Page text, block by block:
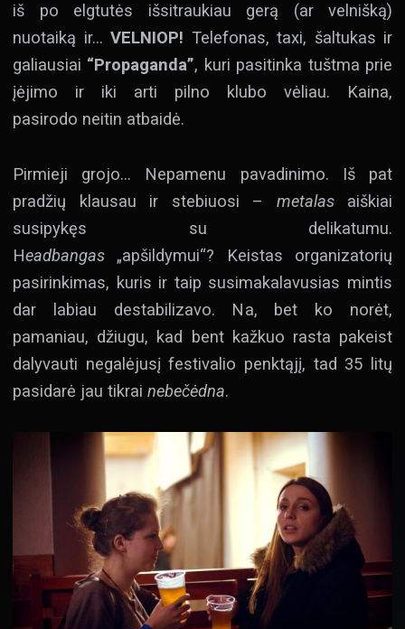
iš po elgtutės išsitraukiau gerą (ar velnišką)
nuotaiką ir… VELNIOP! Telefonas, taxi, šaltukas ir
galiausiai “Propaganda”, kuri pasitinka tuštma prie
įėjimo ir iki arti pilno klubo vėliau. Kaina,
pasirodo neitin atbaidė.
Pirmieji grojo… Nepamenu pavadinimo. Iš pat
pradžių klausau ir stebiuosi – metalasaiškiai
susipykęs su delikatumu.
Headbangas „apšildymui“? Keistas organizatorių
pasirinkimas, kuris ir taip susimakalavusias mintis
dar labiau destabilizavo. Na, bet ko norėt,
pamaniau, džiugu, kad bent kažkuo rasta pakeist
dalyvauti negalėjusį festivalio penktąjį, tad 35 litų
pasidarė jau tikrai nebečėdna.